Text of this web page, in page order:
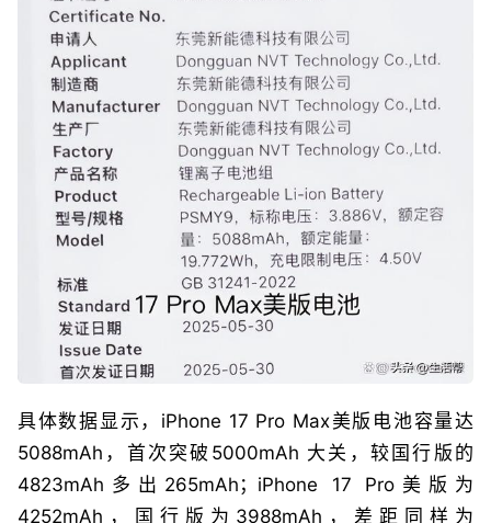
具体数据显示，iPhone 17 Pro Max美版电池容量达
5088mAh，首次突破5000mAh 大关，较国行版的
4823mAh多出265mAh；iPhone 17 Pro美版为
4252mAh，国行版为3988mAh，差距同样为